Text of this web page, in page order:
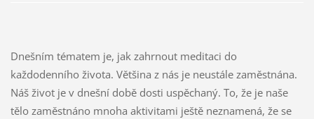
Dnešním tématem je, jak zahrnout meditaci do
každodenního života. Většina z nás je neustále zaměstnána.
Náš život je v dnešní době dosti uspěchaný. To, že je naše
tělo zaměstnáno mnoha aktivitami ještě neznamená, že se